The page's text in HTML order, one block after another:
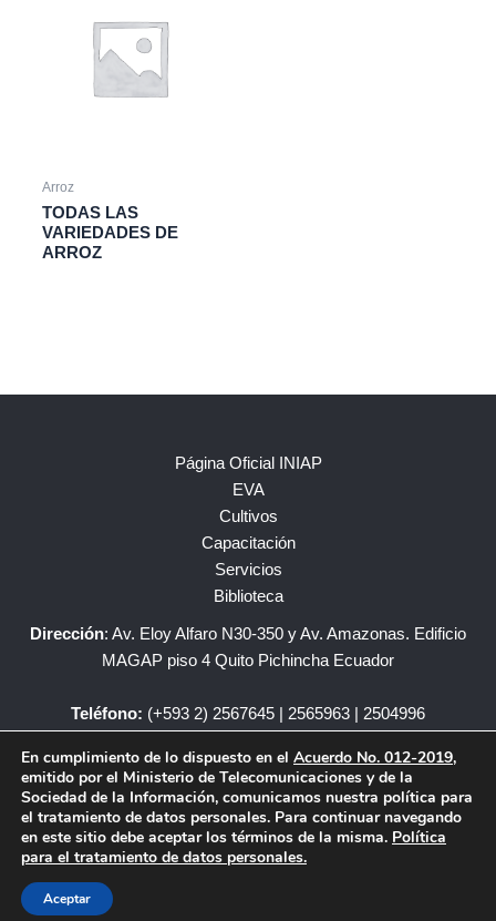
Arroz
TODAS LAS
VARIEDADES DE
ARROZ
Página Oficial INIAP
EVA
Cultivos
Capacitación
Servicios
Biblioteca
Dirección: Av. Eloy Alfaro N30-350 y Av. Amazonas. Edificio
MAGAP piso 4 Quito Pichincha Ecuador
Teléfono: (+593 2) 2567645 | 2565963 | 2504996
iniap@iniap.gob.ec
Copyright © – INIAP Todos los Derechos Reservados.
En cumplimiento de lo dispuesto en el Acuerdo No. 012-2019,
emitido por el Ministerio de Telecomunicaciones y de la
Sociedad de la Información, comunicamos nuestra política para
el tratamiento de datos personales. Para continuar navegando
en este sitio debe aceptar los términos de la misma. Política
para el tratamiento de datos personales.
Aceptar